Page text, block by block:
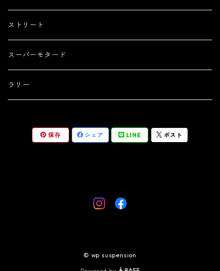
ストリート
スーパーモタード
ラリー
保存 シェア LINE ポスト
© wp suspension